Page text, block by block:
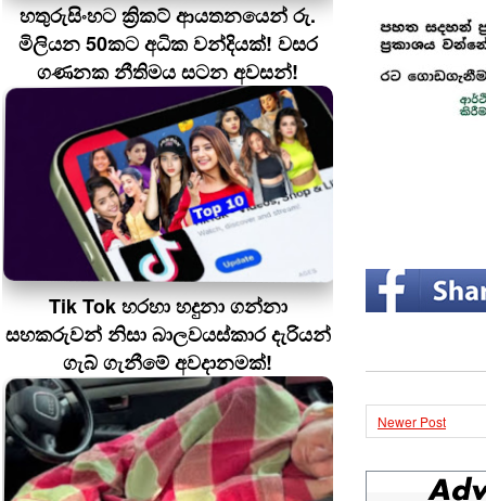
හතුරුසිංහට ක්‍රිකට් ආයතනයෙන් රු.
මිලියන 50කට අධික වන්දියක්! වසර
ගණනක නීතිමය සටන අවසන්!
Tik Tok හරහා හදුනා ගන්නා
සහකරුවන් නිසා බාලවයස්කාර දැරියන්
ගැබ් ගැනීමේ අවදානමක්!
Newer Post